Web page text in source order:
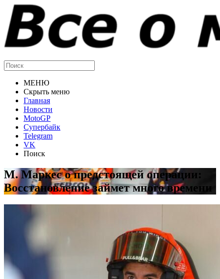
МЕНЮ
Скрыть меню
Главная
Новости
MotoGP
Супербайк
Telegram
VK
Поиск
М. Маркес о предстоящей операции:
Восстановление займет много времени